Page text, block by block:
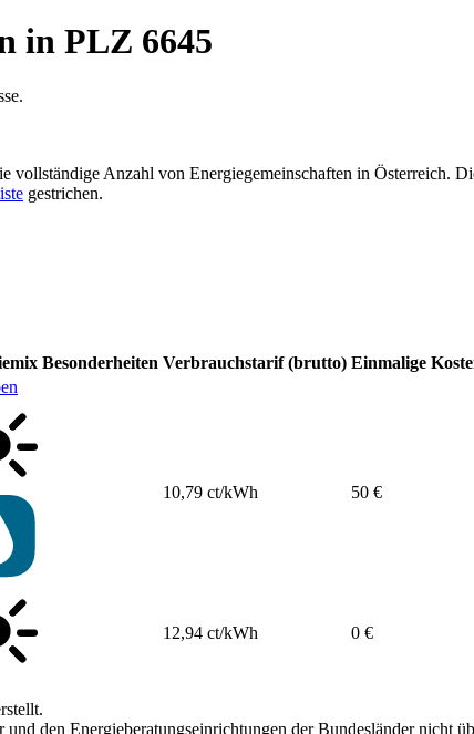
in PLZ 6645
Anzahl von Energiegemeinschaften in Österreich.
gestrichen.
Besonderheiten Verbrauchstarif (brutto) Einmalige
10,79 ct/kWh 50 €
12,94 ct/kWh 0 €
den Energieberatungseinrichtungen der Bundesländer nicht